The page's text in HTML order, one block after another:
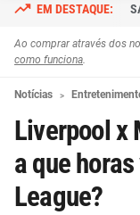
Ao comprar através dos
como funciona.
Notícias
Liverpool x
a que
League?